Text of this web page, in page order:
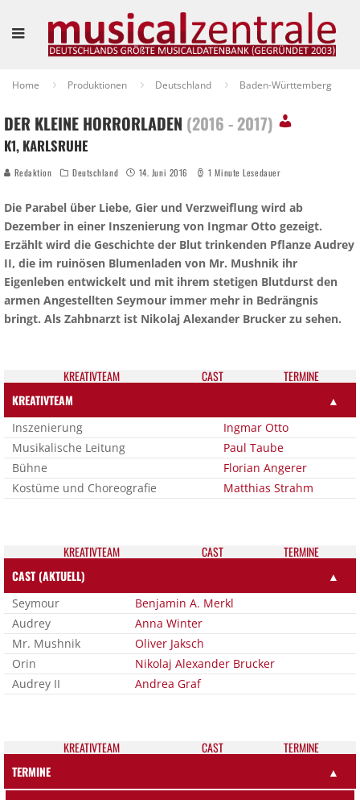
Home Produktionen Deutschland Baden-Württemberg
DER KLEINE HORRORLADEN (2016 - 2017)
K1, KARLSRUHE
Redaktion Deutschland 14. Juni 2016 1 Minute Lesedauer
Die Parabel über Liebe, Gier und Verzweiflung wird ab
Dezember in einer Inszenierung von Ingmar Otto gezeigt.
Erzählt wird die Geschichte der Blut trinkenden Pflanze Audrey
II, die im ruinösen Blumenladen von Mr. Mushnik ihr
Eigenleben entwickelt und mit ihrem stetigen Blutdurst den
armen Angestellten Seymour immer mehr in Bedrängnis
bringt. Als Zahbnarzt ist Nikolaj Alexander Brucker zu sehen.
KREATIV­TEAM CAST
TER­MI­NE
KREATIVTEAM
▲
Inszenierung
Ingmar Otto
Musikalische Leitung
Paul Taube
Bühne
Florian Angerer
Kostüme und Choreografie
Matthias Strahm
KREATIV­TEAM CAST
TER­MI­NE
CAST (AKTUELL)
▲
Seymour
Benjamin A. Merkl
Audrey
Anna Winter
Mr. Mushnik
Oliver Jaksch
Orin
Nikolaj Alexander Brucker
Audrey II
Andrea Graf
KREATIV­TEAM CAST
TER­MI­NE
TERMINE
▲